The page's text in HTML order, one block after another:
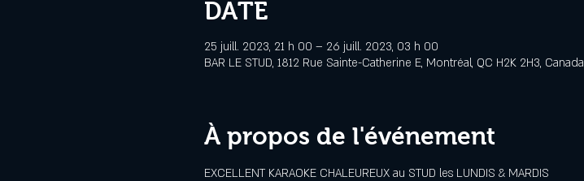
DATE
25 juill. 2023, 21 h 00 – 26 juill. 2023, 03 h 00
BAR LE STUD, 1812 Rue Sainte-Catherine E, Montréal, QC H2K 2H3, Canada
À propos de l'événement
EXCELLENT KARAOKE CHALEUREUX au STUD les LUNDIS & MARDIS